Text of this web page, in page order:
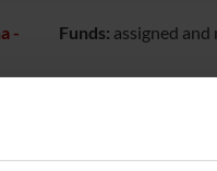
-
Funds: assigned